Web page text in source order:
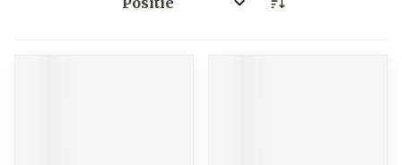
Sorteer op: